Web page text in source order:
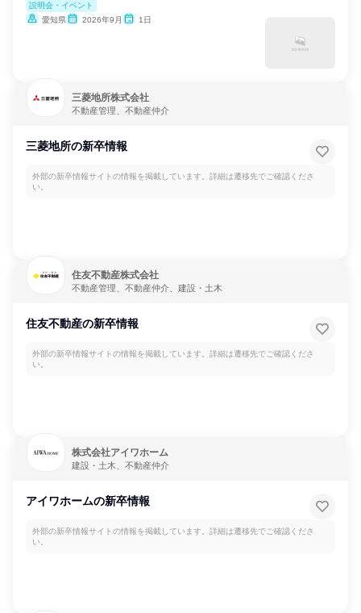
説明会・イベント
愛知県
2026年9月 1日
三菱地所株式会社
不動産管理、不動産仲介
三菱地所の新卒情報
外部の新卒情報サイトの情報を掲載しています。詳細は遷移先でご確認くださ
い。
住友不動産株式会社
不動産管理、不動産仲介、建設・土木
住友不動産の新卒情報
外部の新卒情報サイトの情報を掲載しています。詳細は遷移先でご確認くださ
い。
株式会社アイワホーム
建設・土木、不動産仲介
アイワホームの新卒情報
外部の新卒情報サイトの情報を掲載しています。詳細は遷移先でご確認くださ
い。